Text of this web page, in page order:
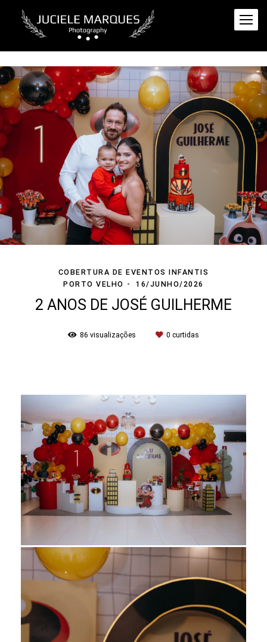
COBERTURA DE EVENTOS INFANTIS
PORTO VELHO
16/JUNHO/2026
2 ANOS DE JOSÉ GUILHERME
86 visualizações 0 curtidas